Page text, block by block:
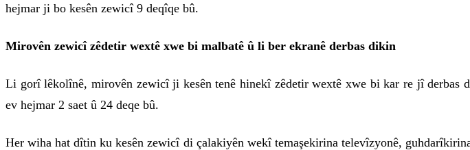
hejmar ji bo kesên zewicî 9 deqîqe bû.
Mirovên zewicî zêdetir wextê xwe bi malbatê û li ber ekranê derbas dikin
Li gorî lêkolînê, mirovên zewicî ji kesên tenê hinekî zêdetir wextê xwe bi kar re jî
ev hejmar 2 saet û 24 deqe bû.
Her wiha hat dîtin ku kesên zewicî di çalakiyên wekî temaşekirina televîzyonê,